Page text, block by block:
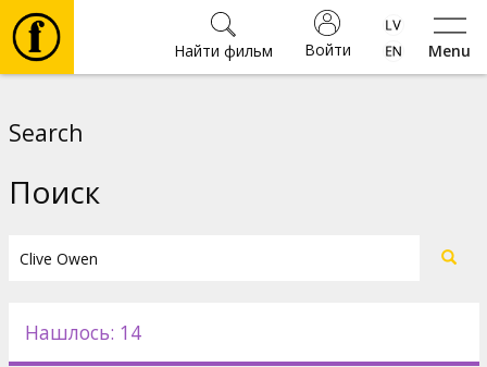
Menu
Войти
Найти фильм
Search
Поиск
Нашлось: 14